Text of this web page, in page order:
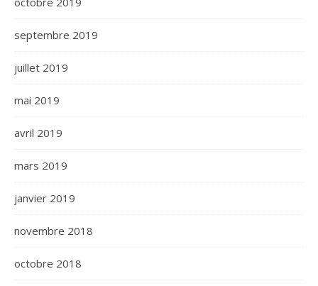
septembre 2019
juillet 2019
mai 2019
avril 2019
mars 2019
janvier 2019
novembre 2018
octobre 2018